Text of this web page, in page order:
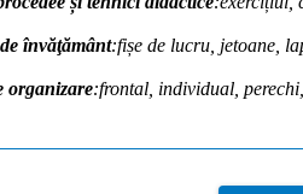
învăţământ:fișe de lucru, jetoane,
organizare:frontal, individual,